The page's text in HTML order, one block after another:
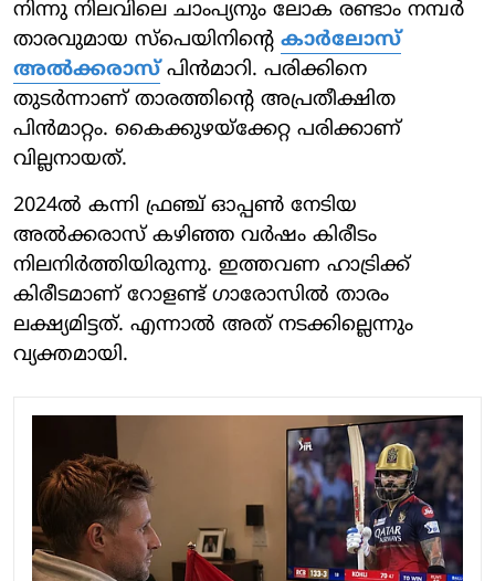
നിന്നു നിലവിലെ ചാംപ്യനും ലോക രണ്ടാം നമ്പര്‍
താരവുമായ സ്‌പെയിനിന്റെ കാര്‍ലോസ്
അല്‍ക്കരാസ്പിന്‍മാറി. പരിക്കിനെ
തുടര്‍ന്നാണ് താരത്തിന്റെ അപ്രതീക്ഷിത
പിന്‍മാറ്റം. കൈക്കുഴയ്‌ക്കേറ്റ പരിക്കാണ്
വില്ലനായത്.
2024ല്‍ കന്നി ഫ്രഞ്ച് ഓപ്പണ്‍ നേടിയ
അല്‍ക്കരാസ് കഴിഞ്ഞ വര്‍ഷം കിരീടം
നിലനിര്‍ത്തിയിരുന്നു. ഇത്തവണ ഹാട്രിക്ക്
കിരീടമാണ് റോളണ്ട് ഗാരോസില്‍ താരം
ലക്ഷ്യമിട്ടത്. എന്നാല്‍ അത് നടക്കില്ലെന്നും
വ്യക്തമായി.